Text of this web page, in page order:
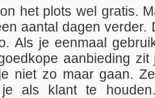
het plots wel gratis.
aantal dagen verder.
Als je eenmaal
aanbieding
niet zo maar gaan.
als klant te